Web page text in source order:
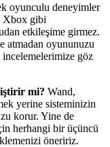
oyunculu deneyimler
Xbox gibi
etkileşime girmez.
atmadan oyununuzu
göz
mi? Wand,
yerine sisteminizin
korur. Yine de
herhangi bir üçüncü
öneririz.